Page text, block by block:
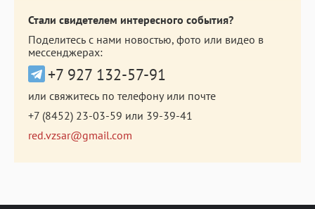
Стали свидетелем интересного события?
Поделитесь с нами новостью, фото или видео в
мессенджерах:
+7 927 132-57-91
или свяжитесь по телефону или почте
+7 (8452) 23-03-59 или 39-39-41
red.vzsar@gmail.com